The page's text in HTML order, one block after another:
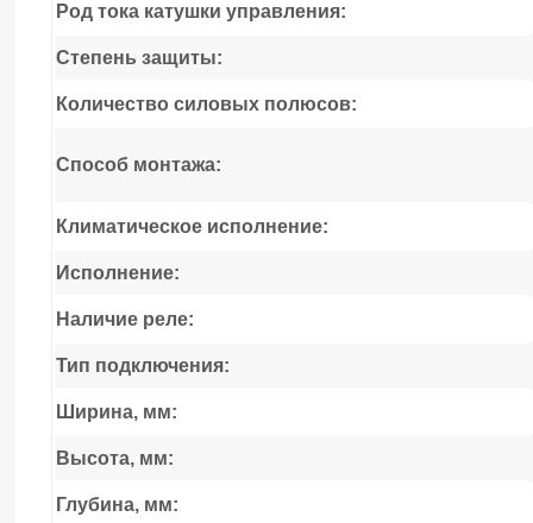
Род тока катушки управления:
Степень защиты:
Количество силовых полюсов:
Способ монтажа:
Климатическое исполнение:
Исполнение:
Наличие реле:
Тип подключения:
Ширина, мм:
Высота, мм:
Глубина, мм: